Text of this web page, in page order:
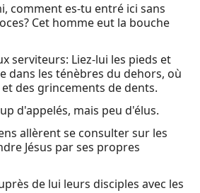
comment es-tu entré ici sans
Cet homme eut la bouche
serviteurs: Liez-lui les pieds et
dans les ténèbres du dehors, où
des grincements de dents.
d'appelés, mais peu d'élus.
allèrent se consulter sur les
Jésus par ses propres
de lui leurs disciples avec les